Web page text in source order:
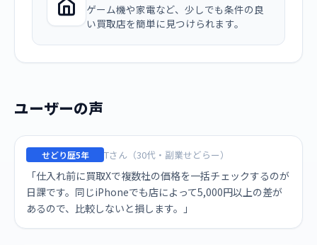
ゲーム機や家電など、少しでも条件の良
い買取店を簡単に見つけられます。
ユーザーの声
せどり歴5年 Tさん（30代・副業せどらー）
「仕入れ前に買取Xで複数社の価格を一括チェックするのが
日課です。同じiPhoneでも店によって5,000円以上の差が
あるので、比較しないと損します。」